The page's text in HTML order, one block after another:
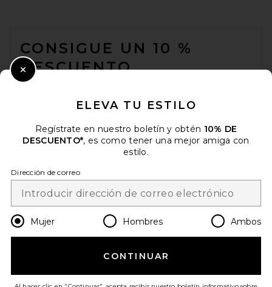
CONSIGUE UN 10 %
DESCUENTO
electrónico. Puede retirarse en cualquier momento.
Email Address
Change Country Regions
es USD
¡AYÚDANOS A MEJORAR!
ELEVA TU ESTILO
Regístrate en nuestro boletín y obtén 10% DE
DESCUENTO*, es como tener una mejor amiga con
estilo.
Dirección de correo
Mujer Hombres Ambos
CONTINUAR
Close Modal